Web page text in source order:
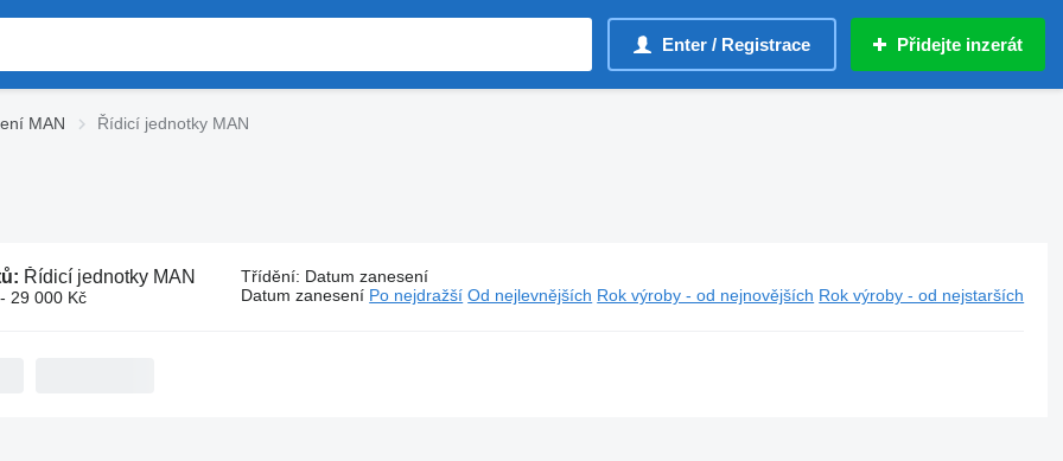
Enter / Registrace Přidejte inzerát
MAN Řídicí jednotky MAN
Řídicí jednotky MAN
29 000 Kč
Třídění: Datum zanesení
Datum zanesení Po nejdražší Od nejlevnějších Rok výroby - od nejnovějších Rok výroby - od nejstarších